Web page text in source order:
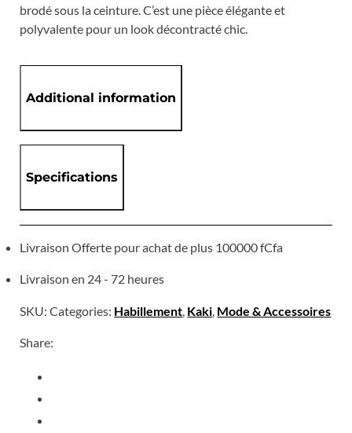
brodé sous la ceinture. C’est une pièce élégante et
polyvalente pour un look décontracté chic.
Additional information
Specifications
Livraison Offerte pour achat de plus 100000 fCfa
Livraison en 24 - 72 heures
SKU:Categories: Habillement Kaki Mode & Accessoires
Share: